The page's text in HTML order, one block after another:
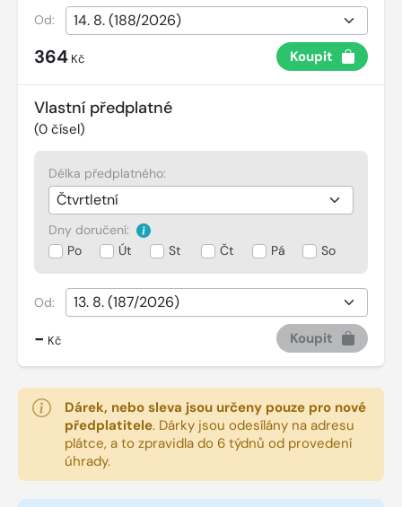
Od:
364 Kč Koupit
Vlastní předplatné
(0 čísel)
Délka předplatného:
Dny doručení:
Po
Út St Čt Pá So
Od:
- Kč Koupit
Dárek, nebo sleva jsou určeny pouze pro nové
předplatitele. Dárky jsou odesílány na adresu
plátce, a to zpravidla do 6 týdnů od provedení
úhrady.